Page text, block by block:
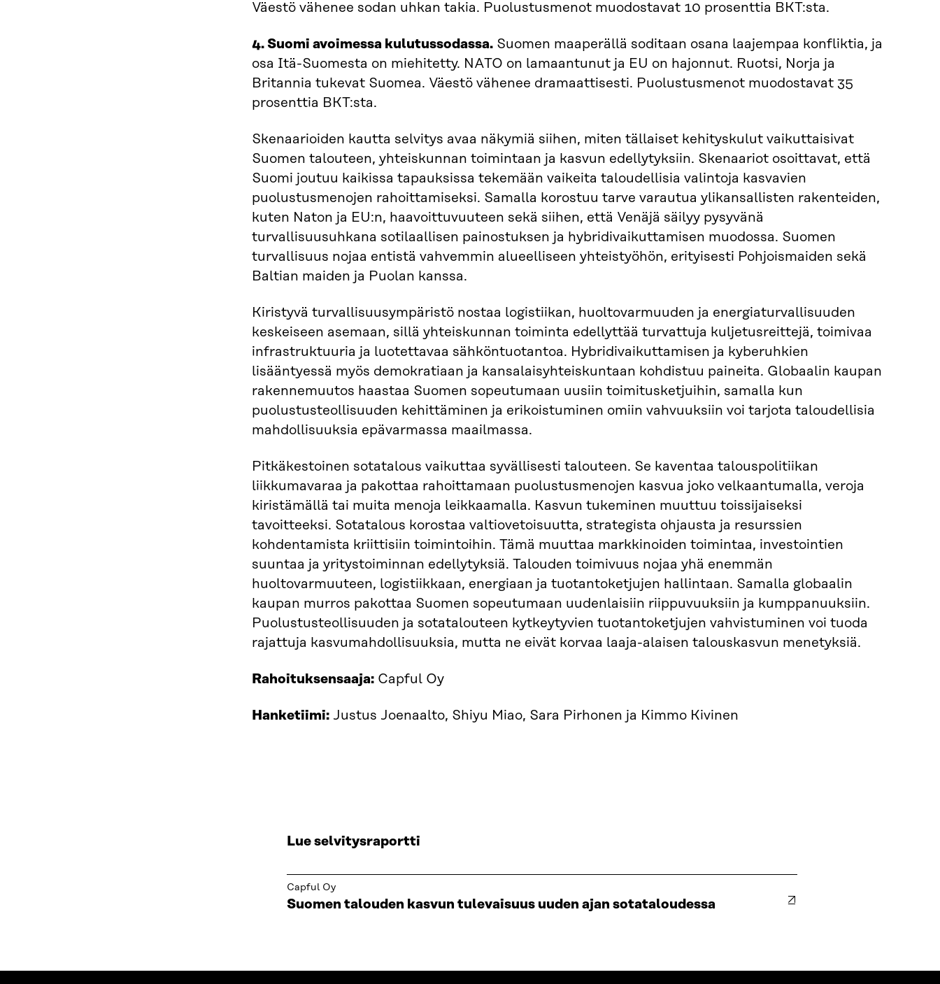
Väestö vähenee sodan uhkan takia. Puolustusmenot muodostavat 10 prosenttia BKT:sta.
4. Suomi avoimessa kulutussodassa. Suomen maaperällä soditaan osana laajempaa konfliktia, ja
osa Itä-Suomesta on miehitetty. NATO on lamaantunut ja EU on hajonnut. Ruotsi, Norja ja
Britannia tukevat Suomea. Väestö vähenee dramaattisesti. Puolustusmenot muodostavat 35
prosenttia BKT:sta.
Skenaarioiden kautta selvitys avaa näkymiä siihen, miten tällaiset kehityskulut vaikuttaisivat
Suomen talouteen, yhteiskunnan toimintaan ja kasvun edellytyksiin. Skenaariot osoittavat, että
Suomi joutuu kaikissa tapauksissa tekemään vaikeita taloudellisia valintoja kasvavien
puolustusmenojen rahoittamiseksi. Samalla korostuu tarve varautua ylikansallisten rakenteiden,
kuten Naton ja EU:n, haavoittuvuuteen sekä siihen, että Venäjä säilyy pysyvänä
turvallisuusuhkana sotilaallisen painostuksen ja hybridivaikuttamisen muodossa. Suomen
turvallisuus nojaa entistä vahvemmin alueelliseen yhteistyöhön, erityisesti Pohjoismaiden sekä
Baltian maiden ja Puolan kanssa.
Kiristyvä turvallisuusympäristö nostaa logistiikan, huoltovarmuuden ja energiaturvallisuuden
keskeiseen asemaan, sillä yhteiskunnan toiminta edellyttää turvattuja kuljetusreittejä, toimivaa
infrastruktuuria ja luotettavaa sähköntuotantoa. Hybridivaikuttamisen ja kyberuhkien
lisääntyessä myös demokratiaan ja kansalaisyhteiskuntaan kohdistuu paineita. Globaalin kaupan
rakennemuutos haastaa Suomen sopeutumaan uusiin toimitusketjuihin, samalla kun
puolustusteollisuuden kehittäminen ja erikoistuminen omiin vahvuuksiin voi tarjota taloudellisia
mahdollisuuksia epävarmassa maailmassa.
Pitkäkestoinen sotatalous vaikuttaa syvällisesti talouteen. Se kaventaa talouspolitiikan
liikkumavaraa ja pakottaa rahoittamaan puolustusmenojen kasvua joko velkaantumalla, veroja
kiristämällä tai muita menoja leikkaamalla. Kasvun tukeminen muuttuu toissijaiseksi
tavoitteeksi. Sotatalous korostaa valtiovetoisuutta, strategista ohjausta ja resurssien
kohdentamista kriittisiin toimintoihin. Tämä muuttaa markkinoiden toimintaa, investointien
suuntaa ja yritystoiminnan edellytyksiä. Talouden toimivuus nojaa yhä enemmän
huoltovarmuuteen, logistiikkaan, energiaan ja tuotantoketjujen hallintaan. Samalla globaalin
kaupan murros pakottaa Suomen sopeutumaan uudenlaisiin riippuvuuksiin ja kumppanuuksiin.
Puolustusteollisuuden ja sotatalouteen kytkeytyvien tuotantoketjujen vahvistuminen voi tuoda
rajattuja kasvumahdollisuuksia, mutta ne eivät korvaa laaja-alaisen talouskasvun menetyksiä.
Rahoituksensaaja: Capful Oy
Hanketiimi: Justus Joenaalto, Shiyu Miao, Sara Pirhonen ja Kimmo Kivinen
Lue selvitysraportti
Capful Oy
Suomen talouden kasvun tulevaisuus uuden ajan sotataloudessa